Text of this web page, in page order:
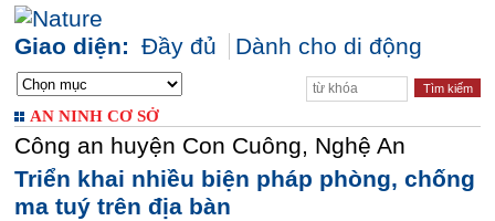
Giao diện: Đầy đủ Dành cho di động
AN NINH CƠ SỞ
Công an huyện Con Cuông, Nghệ An
Triển khai nhiều biện pháp phòng, chống
ma tuý trên địa bàn